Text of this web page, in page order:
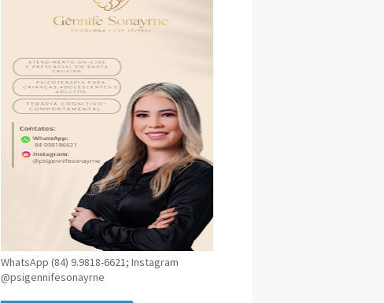
WhatsApp (84) 9.9818-6621; Instagram
@psigennifesonayrne